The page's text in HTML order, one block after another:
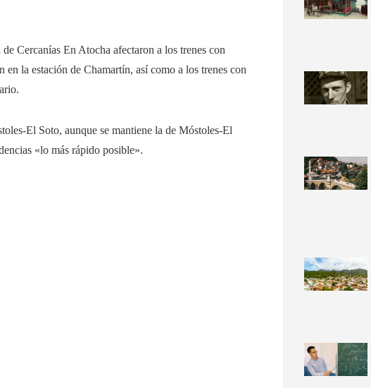
Cercanías En Atocha afectaron a los trenes con
la estación de Chamartín, así como a los trenes con
El Soto, aunque se mantiene la de Móstoles-El
«lo más rápido posible».